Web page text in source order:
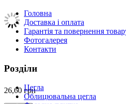
26,60 грн
Головна
Доставка і оплата
Гарантія та повернення
Фотогалерея
Контакти
Розділи
Цегла
Облицювальна цегла